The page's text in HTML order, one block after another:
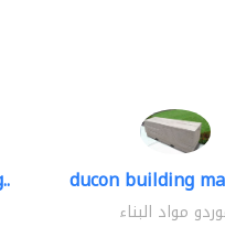
ducon building
مواد البناء